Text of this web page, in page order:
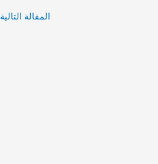
المقالة التالية